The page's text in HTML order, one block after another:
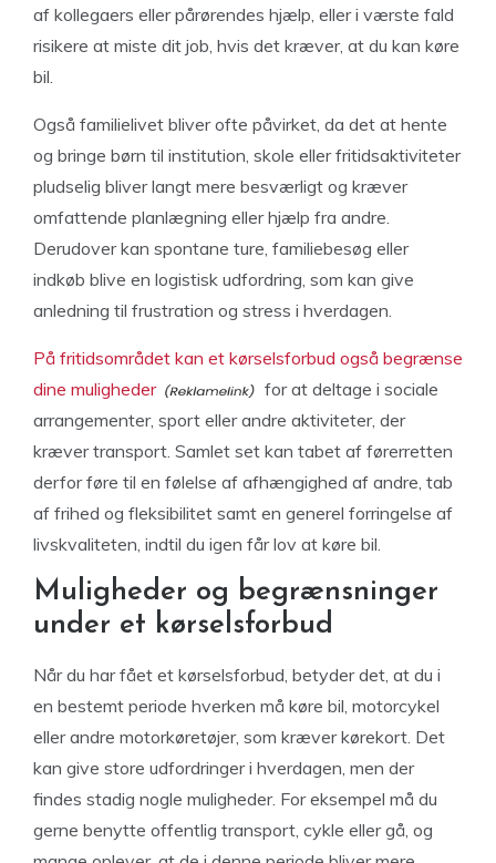
af kollegaers eller pårørendes hjælp, eller i værste fald
risikere at miste dit job, hvis det kræver, at du kan køre
bil.
Også familielivet bliver ofte påvirket, da det at hente
og bringe børn til institution, skole eller fritidsaktiviteter
pludselig bliver langt mere besværligt og kræver
omfattende planlægning eller hjælp fra andre.
Derudover kan spontane ture, familiebesøg eller
indkøb blive en logistisk udfordring, som kan give
anledning til frustration og stress i hverdagen.
På fritidsområdet kan et kørselsforbud også begrænse
dine muligheder
for at deltage i sociale
arrangementer, sport eller andre aktiviteter, der
kræver transport. Samlet set kan tabet af førerretten
derfor føre til en følelse af afhængighed af andre, tab
af frihed og fleksibilitet samt en generel forringelse af
livskvaliteten, indtil du igen får lov at køre bil.
Muligheder og begrænsninger
under et kørselsforbud
Når du har fået et kørselsforbud, betyder det, at du i
en bestemt periode hverken må køre bil, motorcykel
eller andre motorkøretøjer, som kræver kørekort. Det
kan give store udfordringer i hverdagen, men der
findes stadig nogle muligheder. For eksempel må du
gerne benytte offentlig transport, cykle eller gå, og